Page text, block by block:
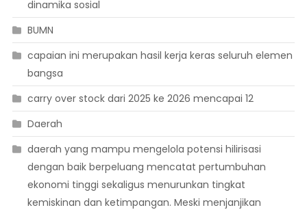
dinamika sosial
BUMN
capaian ini merupakan hasil kerja keras seluruh elemen
bangsa
carry over stock dari 2025 ke 2026 mencapai 12
Daerah
daerah yang mampu mengelola potensi hilirisasi
dengan baik berpeluang mencatat pertumbuhan
ekonomi tinggi sekaligus menurunkan tingkat
kemiskinan dan ketimpangan. Meski menjanjikan